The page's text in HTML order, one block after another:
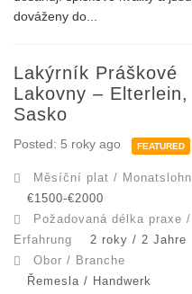
dováženy do...
Lakýrník Práškové
Lakovny – Elterlein,
Sasko
Posted: 5 roky ago FEATURED
Měsíční plat / Monatslohn
€1500-€2000
Požadovaná délka praxe /
Erfahrung
2 roky / 2 Jahre
Obor / Branche
Řemesla / Handwerk